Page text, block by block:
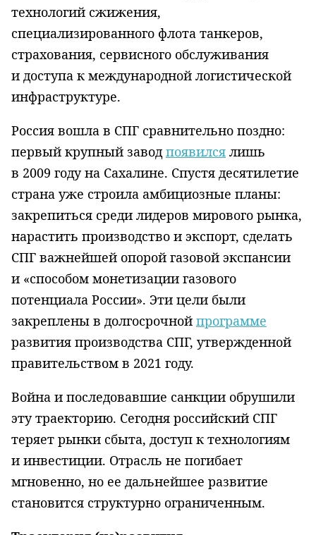
технологий сжижения,
специализированного флота танкеров,
страхования, сервисного обслуживания
и доступа к международной логистической
инфраструктуре.
Россия вошла в СПГ сравнительно поздно:
первый крупный завод появился лишь
в 2009 году на Сахалине. Спустя десятилетие
страна уже строила амбициозные планы:
закрепиться среди лидеров мирового рынка,
нарастить производство и экспорт, сделать
СПГ важнейшей опорой газовой экспансии
и «способом монетизации газового
потенциала России». Эти цели были
закреплены в долгосрочной программе
развития производства СПГ, утвержденной
правительством в 2021 году.
Война и последовавшие санкции обрушили
эту траекторию. Сегодня российский СПГ
теряет рынки сбыта, доступ к технологиям
и инвестиции. Отрасль не погибает
мгновенно, но ее дальнейшее развитие
становится структурно ограниченным.